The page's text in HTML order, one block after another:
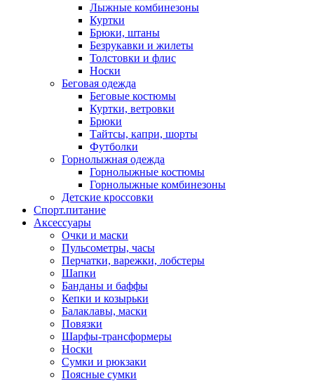
Лыжные комбинезоны
Куртки
Брюки, штаны
Безрукавки и жилеты
Толстовки и флис
Носки
Беговая одежда
Беговые костюмы
Куртки, ветровки
Брюки
Тайтсы, капри, шорты
Футболки
Горнолыжная одежда
Горнолыжные костюмы
Горнолыжные комбинезоны
Детские кроссовки
Спорт.питание
Аксессуары
Очки и маски
Пульсометры, часы
Перчатки, варежки, лобстеры
Шапки
Банданы и баффы
Кепки и козырьки
Балаклавы, маски
Повязки
Шарфы-трансформеры
Носки
Сумки и рюкзаки
Поясные сумки